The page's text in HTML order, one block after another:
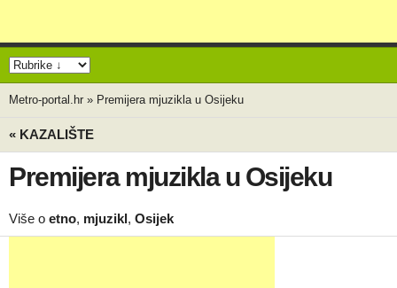
Metro-portal.hr » Premijera mjuzikla u Osijeku
« KAZALIŠTE
Premijera mjuzikla u Osijeku
Više o etno, mjuzikl, Osijek